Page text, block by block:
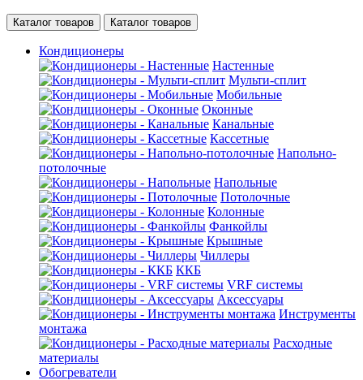
Каталог товаров Каталог товаров
Кондиционеры
Настенные
Мульти-сплит
Мобильные
Оконные
Канальные
Кассетные
Напольно-
потолочные
Напольные
Потолочные
Колонные
Фанкойлы
Крышные
Чиллеры
ККБ
VRF системы
Аксессуары
Инструменты
монтажа
Расходные
материалы
Обогреватели